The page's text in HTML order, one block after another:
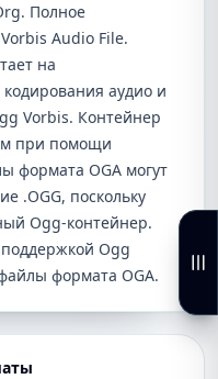
Полное
Audio File.
на
аудио и
Vorbis. Контейнер
при помощи
формата OGA могут
.OGG, поскольку
Ogg-контейнер.
Ogg
формата OGA.